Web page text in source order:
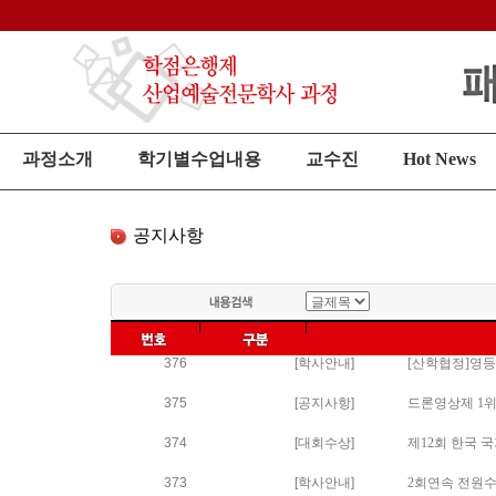
과정소개 학기별수업내용 교수진 Hot News
공지사항
376 [학사안내] [산학협정]영
375 [공지사항] 드론영상제 1
374 [대회수상] 제12회 한국
373 [학사안내] 2회연속 전원